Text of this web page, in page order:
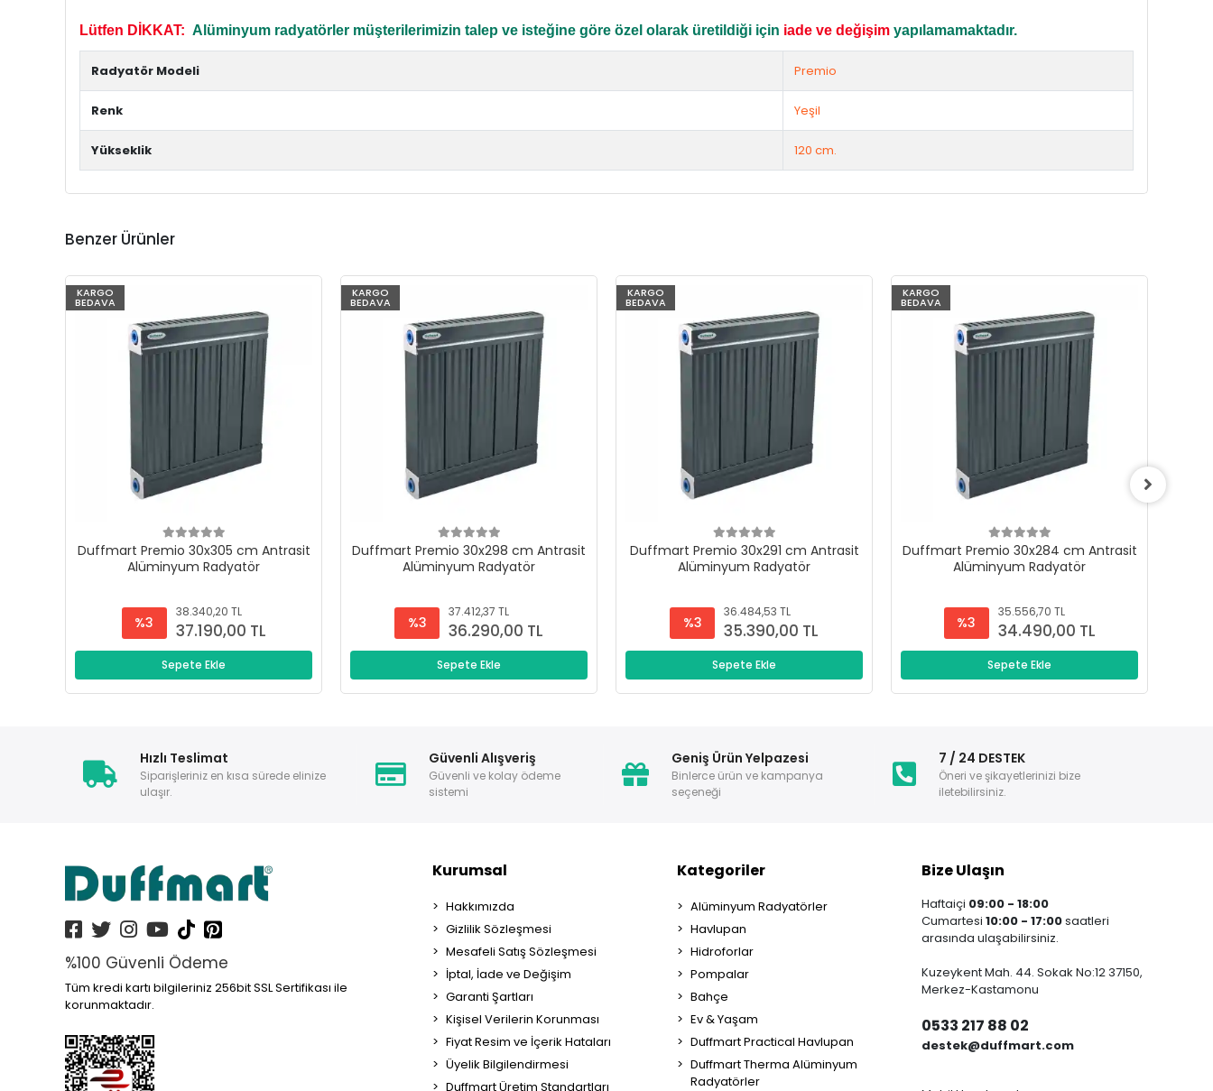
Lütfen DİKKAT: Alüminyum radyatörler müşterilerimizin talep ve isteğine göre özel olarak üretildiği için iade ve değişim yapılamamaktadır.
Radyatör Modeli Premio
Renk Yeşil
Yükseklik 120 cm.
Benzer Ürünler
KARGO
BEDAVA
Duffmart Premio 30x305 cm Antrasit
Alüminyum Radyatör
%3
38.340,20 TL
37.190,00 TL
Sepete Ekle
KARGO
BEDAVA
Duffmart Premio 30x298 cm Antrasit
Alüminyum Radyatör
%3
37.412,37 TL
36.290,00 TL
Sepete Ekle
KARGO
BEDAVA
Duffmart Premio 30x291 cm Antrasit
Alüminyum Radyatör
%3
36.484,53 TL
35.390,00 TL
Sepete Ekle
KARGO
BEDAVA
Duffmart Premio 30x284 cm Antrasit
Alüminyum Radyatör
%3
35.556,70 TL
34.490,00 TL
Sepete Ekle
Hızlı Teslimat
Siparişleriniz en kısa sürede elinize
ulaşır.
Güvenli Alışveriş
Güvenli ve kolay ödeme
sistemi
Geniş Ürün Yelpazesi
Binlerce ürün ve kampanya
seçeneği
7 / 24 DESTEK
Öneri ve şikayetlerinizi bize
iletebilirsiniz.
%100 Güvenli Ödeme
Tüm kredi kartı bilgileriniz 256bit SSL Sertifikası ile
korunmaktadır.
Kurumsal
Hakkımızda
Gizlilik Sözleşmesi
Mesafeli Satış Sözleşmesi
İptal, İade ve Değişim
Garanti Şartları
Kişisel Verilerin Korunması
Fiyat Resim ve İçerik Hataları
Üyelik Bilgilendirmesi
Duffmart Üretim Standartları
Kategoriler
Alüminyum Radyatörler
Havlupan
Hidroforlar
Pompalar
Bahçe
Ev & Yaşam
Duffmart Practical Havlupan
Duffmart Therma Alüminyum
Radyatörler
Bize Ulaşın
Haftaiçi 09:00 - 18:00
Cumartesi 10:00 - 17:00saatleri
arasında ulaşabilirsiniz.
Kuzeykent Mah. 44. Sokak No:12 37150,
Merkez-Kastamonu
0533 217 88 02
destek@duffmart.com